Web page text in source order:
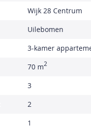
Wijk 28 Centrum
Uilebomen
3-kamer
70 m2
3
2
1